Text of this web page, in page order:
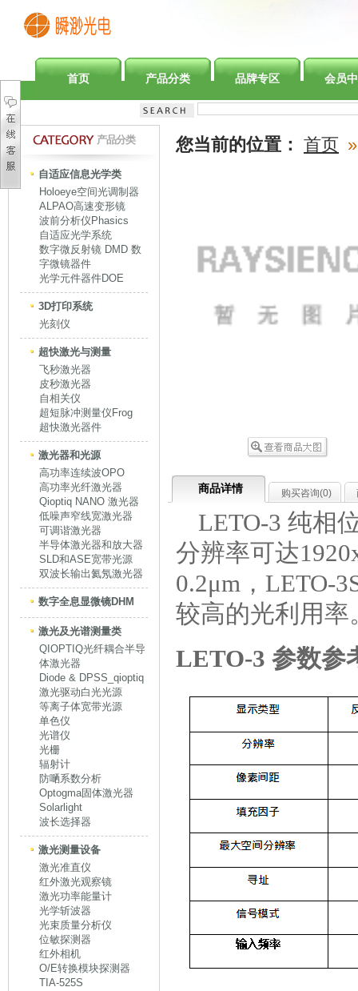
首页 产品分类 品牌专区 会员
产品分类
自适应信息光学类
Holoeye空间光调制器
ALPAO高速变形镜
波前分析仪Phasics
自适应光学系统
数字微反射镜 DMD 数
字微镜器件
光学元件器件DOE
3D打印系统
光刻仪
超快激光与测量
飞秒激光器
皮秒激光器
自相关仪
超短脉冲测量仪Frog
超快激光器件
激光器和光源
高功率连续波OPO
高功率光纤激光器
Qioptiq NANO 激光器
低噪声窄线宽激光器
可调谐激光器
半导体激光器和放大器
SLD和ASE宽带光源
双波长输出氦氖激光器
数字全息显微镜DHM
激光及光谱测量类
QIOPTIQ光纤耦合半导
体激光器
Diode & DPSS_qioptiq
激光驱动白光光源
等离子体宽带光源
单色仪
光谱仪
光栅
辐射计
防嗮系数分析
Optogma固体激光器
Solarlight
波长选择器
激光测量设备
激光准直仪
红外激光观察镜
激光功率能量计
光学斩波器
光束质量分析仪
位敏探测器
红外相机
O/E转换模块探测器
TIA-525S
您当前的位置： 首页 »
商品详情 购买咨询(0)
LETO-3 纯相
分辨率可达
0.2μm，LETO-
较高的光利用率
LETO-3 参数参